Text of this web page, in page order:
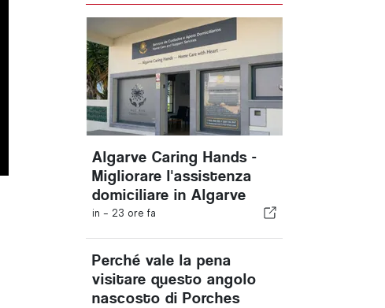
Algarve Caring Hands -
Migliorare l'assistenza
domiciliare in Algarve
in - 23 ore fa
Perché vale la pena
visitare questo angolo
nascosto di Porches